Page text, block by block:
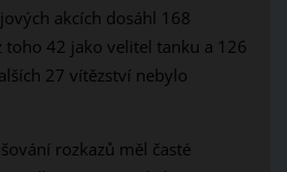
akcích dosáhl 168
toho 42 jako velitel tanku a 126
27 vítězství nebylo
rozkazů měl časté